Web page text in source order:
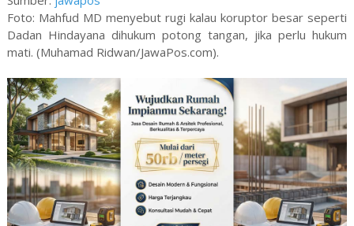
Foto: Mahfud MD menyebut rugi kalau koruptor besar seperti
Dadan Hindayana dihukum potong tangan, jika perlu hukum
mati. (Muhamad Ridwan/JawaPos.com).